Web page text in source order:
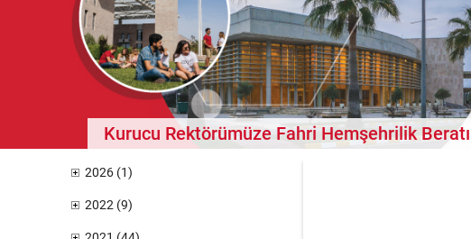
Kurucu Rektörümüze Fahri Hemşehrilik Beratı
2026 (1)
2022 (9)